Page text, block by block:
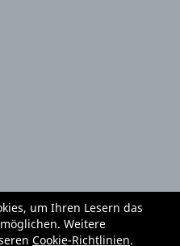
E-Roller
Fahrräder
Bekleidung
Mietgeräte
um Ihren Lesern das
Weitere
Cookie-Richtlinien.